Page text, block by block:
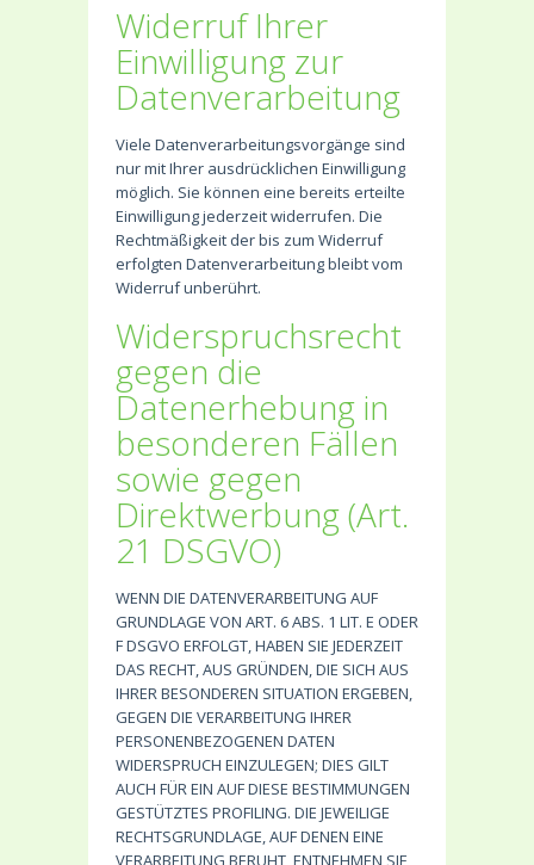
Widerruf Ihrer
Einwilligung zur
Datenverarbeitung
Viele Datenverarbeitungsvorgänge sind
nur mit Ihrer ausdrücklichen Einwilligung
möglich. Sie können eine bereits erteilte
Einwilligung jederzeit widerrufen. Die
Rechtmäßigkeit der bis zum Widerruf
erfolgten Datenverarbeitung bleibt vom
Widerruf unberührt.
Widerspruchsrecht
gegen die
Datenerhebung in
besonderen Fällen
sowie gegen
Direktwerbung (Art.
21 DSGVO)
WENN DIE DATENVERARBEITUNG AUF
GRUNDLAGE VON ART. 6 ABS. 1 LIT. E ODER
F DSGVO ERFOLGT, HABEN SIE JEDERZEIT
DAS RECHT, AUS GRÜNDEN, DIE SICH AUS
IHRER BESONDEREN SITUATION ERGEBEN,
GEGEN DIE VERARBEITUNG IHRER
PERSONENBEZOGENEN DATEN
WIDERSPRUCH EINZULEGEN; DIES GILT
AUCH FÜR EIN AUF DIESE BESTIMMUNGEN
GESTÜTZTES PROFILING. DIE JEWEILIGE
RECHTSGRUNDLAGE, AUF DENEN EINE
VERARBEITUNG BERUHT, ENTNEHMEN SIE